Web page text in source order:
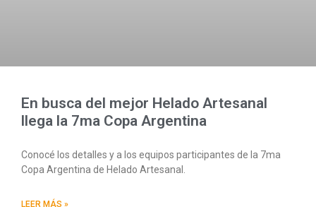
En busca del mejor Helado Artesanal
llega la 7ma Copa Argentina
Conocé los detalles y a los equipos participantes de la 7ma
Copa Argentina de Helado Artesanal.
LEER MÁS »